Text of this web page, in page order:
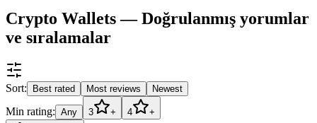
Crypto Wallets — Doğrulanmış yorumlar
ve sıralamalar
Sort: Best rated Most reviews Newest
Min rating: Any 3 + 4 +